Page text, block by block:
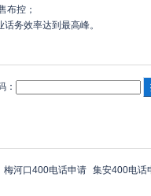
布控；
务效率达到最高峰。
：
梅河口400电话申请 集安400电话